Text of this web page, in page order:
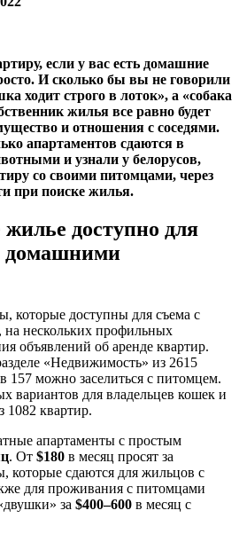
если у вас есть домашние
И сколько бы вы не говорили
ходит строго в лоток», а «собака
жилья все равно будет
и отношения с соседями.
апартаментов сдаются в
и узнали у белорусов,
со своими питомцами, через
при поиске жилья.
доступно для
домашними
которые доступны для съема с
нескольких профильных
объявлений об аренде квартир.
«Недвижимость» из 2615
157 можно заселиться с питомцем.
вариантов для владельцев кошек и
1082 квартир.
апартаменты с простым
. От $180 в месяц просят за
которые сдаются для жильцов с
для проживания с питомцами
за $400–600 в месяц с